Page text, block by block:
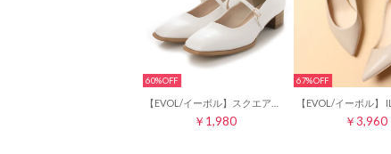
60%
￥1,980
67%
￥3,960